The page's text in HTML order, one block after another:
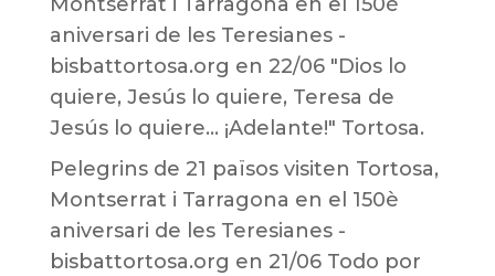
aniversari de les Teresianes -
bisbattortosa.org en 22/06 "Dios lo
quiere, Jesús lo quiere, Teresa de
Jesús lo quiere… ¡Adelante!" Tortosa.
Pelegrins de 21 països visiten Tortosa,
Montserrat i Tarragona en el 150è
aniversari de les Teresianes -
bisbattortosa.org en 21/06 Todo por